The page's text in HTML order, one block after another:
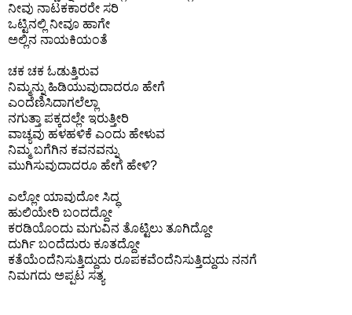
ನೀವು ನಾಟಕಕಾರರೇ ಸರಿ
ಒಟ್ಟಿನಲ್ಲಿ ನೀವೂ ಹಾಗೇ
ಅಲ್ಲಿನ ನಾಯಕಿಯಂತೆ
ಚಕ ಚಕ ಓಡುತ್ತಿರುವ
ನಿಮ್ಮನ್ನು ಹಿಡಿಯುವುದಾದರೂ ಹೇಗೆ
ಎಂದೆಣಿಸಿದಾಗಲೆಲ್ಲಾ
ನಗುತ್ತಾ ಪಕ್ಕದಲ್ಲೇ ಇರುತ್ತೀರಿ
ವಾಚ್ಯವು ಹಳಹಳಿಕೆ ಎಂದು ಹೇಳುವ
ನಿಮ್ಮ ಬಗೆಗಿನ ಕವನವನ್ನು
ಮುಗಿಸುವುದಾದರೂ ಹೇಗೆ ಹೇಳಿ?
ಎಲ್ಲೋ ಯಾವುದೋ ಸಿದ್ಧ
ಹುಲಿಯೇರಿ ಬಂದದ್ದೋ
ಕರಡಿಯೊಂದು ಮಗುವಿನ ತೊಟ್ಟಿಲು ತೂಗಿದ್ದೋ
ದುರ್ಗಿ ಬಂದೆದುರು ಕೂತದ್ದೋ
ಕತೆಯೆಂದೆನಿಸುತ್ತಿದ್ದುದು ರೂಪಕವೆಂದೆನಿಸುತ್ತಿದ್ದುದು ನನಗೆ
ನಿಮಗದು ಅಪ್ಪಟ ಸತ್ಯ